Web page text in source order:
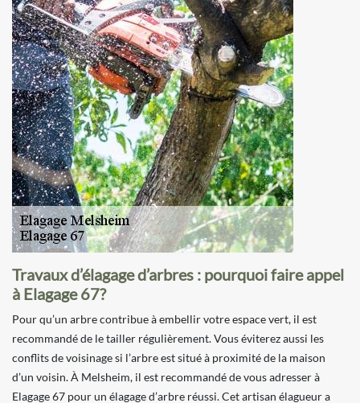
Travaux d’élagage d’arbres : pourquoi faire appel
à Elagage 67?
Pour qu’un arbre contribue à embellir votre espace vert, il est
recommandé de le tailler régulièrement. Vous éviterez aussi les
conflits de voisinage si l’arbre est situé à proximité de la maison
d’un voisin. À Melsheim, il est recommandé de vous adresser à
Elagage 67 pour un élagage d’arbre réussi. Cet artisan élagueur a